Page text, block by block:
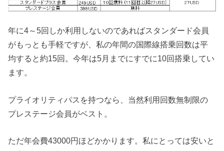
年に4～5回しか利用しないのであればスタンダード会員
がもっとも手軽ですが、私の年間の国際線搭乗回数は平
均すると約15回。今年は5月までにすでに10回搭乗してい
ます。
プライオリティパスを持つなら、当然利用回数無制限の
プレステージ会員がベスト。
ただ年会費43000円ほどかかります。私にとっては安いと